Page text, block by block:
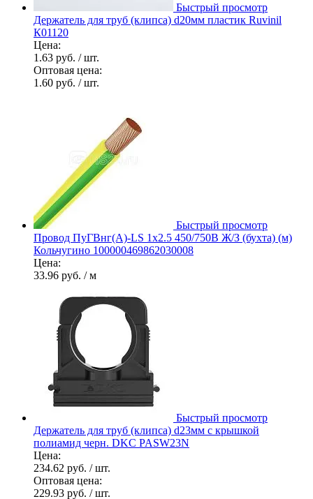
Быстрый просмотр
Держатель для труб (клипса) d20мм пластик Ruvinil
К01120
Цена:
1.63 руб. / шт.
Оптовая цена:
1.60 руб. / шт.
Быстрый просмотр
Провод ПуГВнг(А)-LS 1х2.5 450/750В Ж/З (бухта) (м)
Кольчугино 100000469862030008
Цена:
33.96 руб. / м
Быстрый просмотр
Держатель для труб (клипса) d23мм с крышкой
полиамид черн. DKC PASW23N
Цена:
234.62 руб. / шт.
Оптовая цена:
229.93 руб. / шт.